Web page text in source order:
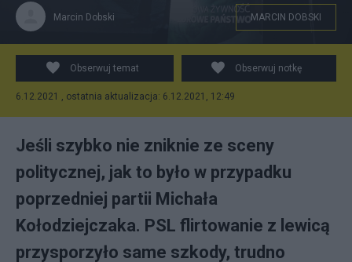
Lider AgroUnii Michał Kołodziejczak. Fot. PAP
Marcin Dobski MARCIN DOBSKI
Obserwuj temat Obserwuj notkę
6.12.2021 , ostatnia aktualizacja: 6.12.2021, 12:49
Jeśli szybko nie zniknie ze sceny
politycznej, jak to było w przypadku
poprzedniej partii Michała
Kołodziejczaka. PSL flirtowanie z lewicą
przysporzyło same szkody, trudno